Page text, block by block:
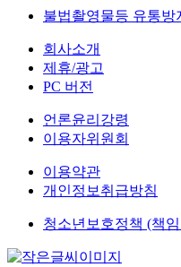
불법촬영물등 유통방
회사소개
제휴/광고
PC 버전
언론윤리강령
이용자위원회
이용약관
개인정보취급방침
청소년보호정책 (책